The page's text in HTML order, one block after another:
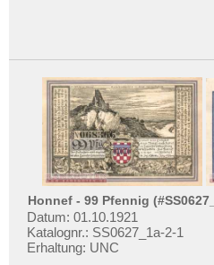
Honnef - 99 Pfennig
Datum: 01.10.1921
Katalognr.: SS0627_1a-2-1
Erhaltung: UNC